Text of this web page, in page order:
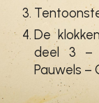
De
deel 3 –
Pauwels –